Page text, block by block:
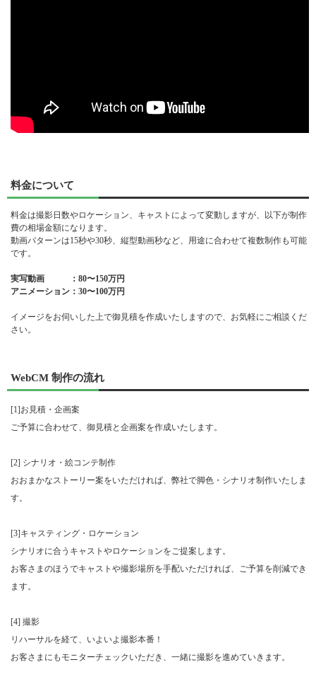
料金について
料金は撮影日数やロケーション、キャストによって変動しますが、以下が制作
費の相場金額になります。
動画パターンは15秒や30秒、縦型動画秒など、用途に合わせて複数制作も可能
です。
実写動画 ：80〜150万円
アニメーション：30〜100万円
イメージをお伺いした上で御見積を作成いたしますので、お気軽にご相談くだ
さい。
WebCM 制作の流れ
[1]お見積・企画案
ご予算に合わせて、御見積と企画案を作成いたします。
[2] シナリオ・絵コンテ制作
おおまかなストーリー案をいただければ、弊社で脚色・シナリオ制作いたしま
す。
[3]キャスティング・ロケーション
シナリオに合うキャストやロケーションをご提案します。
お客さまのほうでキャストや撮影場所を手配いただければ、ご予算を削減でき
ます。
[4] 撮影
リハーサルを経て、いよいよ撮影本番！
お客さまにもモニターチェックいただき、一緒に撮影を進めていきます。